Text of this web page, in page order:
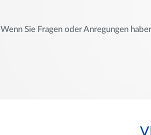
Wenn Sie Fragen oder Anregungen